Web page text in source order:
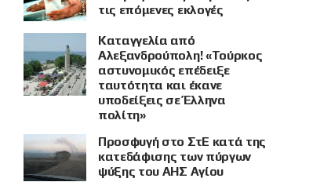
τις επόμενες εκλογές
Καταγγελία από
Αλεξανδρούπολη! «Τούρκος
αστυνομικός επέδειξε
ταυτότητα και έκανε
υποδείξεις σε Έλληνα
πολίτη»
Προσφυγή στο ΣτΕ κατά της
κατεδάφισης των πύργων
ψύξης του ΑΗΣ Αγίου